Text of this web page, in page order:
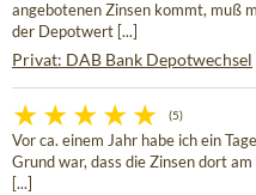
angebotenen Zinsen kommt, muß
der Depotwert [...]
Privat: DAB Bank Depotwechsel
(5)
Vor ca. einem Jahr habe ich ein
Grund war, dass die Zinsen dort
[...]